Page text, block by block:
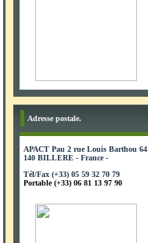
Adresse postale.
APACT Pau 2 rue Louis Barthou 64
140 BILLERE - France -
Tél/Fax (+33) 05 59 32 70 79
Portable (+33) 06 81 13 97 90